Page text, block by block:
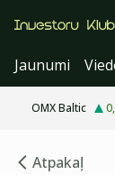
Jaunumi
OMX Baltic
Atpakaļ